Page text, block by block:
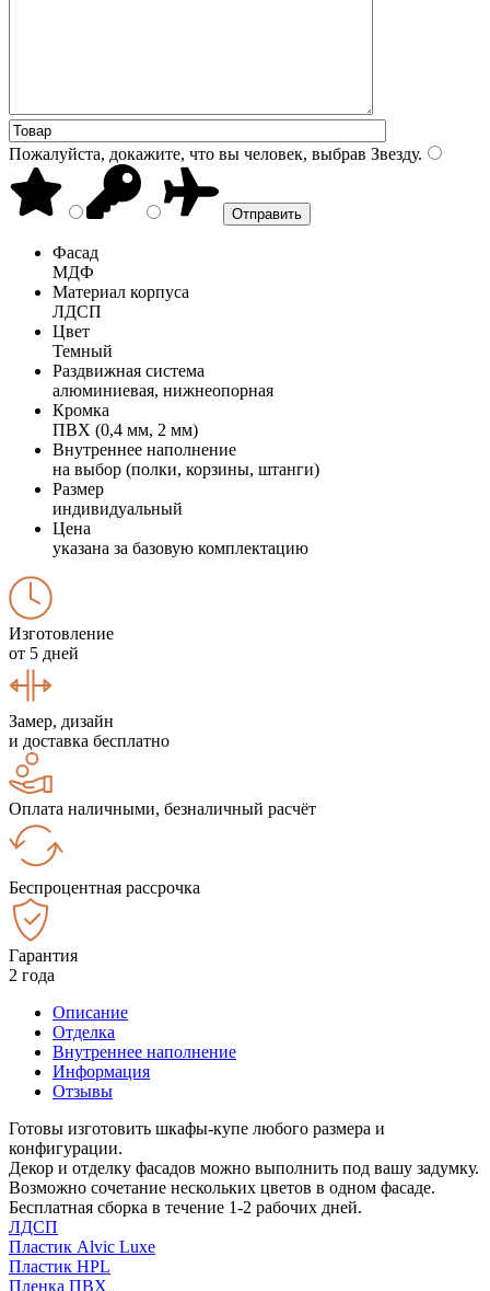
Пожалуйста, докажите, что вы человек, выбрав Звезду.
Фасад
МДФ
Материал корпуса
ЛДСП
Цвет
Темный
Раздвижная система
алюминиевая, нижнеопорная
Кромка
ПВХ (0,4 мм, 2 мм)
Внутреннее наполнение
на выбор (полки, корзины, штанги)
Размер
индивидуальный
Цена
указана за базовую комплектацию
Изготовление
от 5 дней
Замер, дизайн
и доставка бесплатно
Оплата наличными, безналичный расчёт
Беспроцентная рассрочка
Гарантия
2 года
Описание
Отделка
Внутреннее наполнение
Информация
Отзывы
Готовы изготовить шкафы-купе любого размера и
конфигурации.
Декор и отделку фасадов можно выполнить под вашу задумку.
Возможно сочетание нескольких цветов в одном фасаде.
Бесплатная сборка в течение 1-2 рабочих дней.
ЛДСП
Пластик Alvic Luxe
Пластик HPL
Пленка ПВХ